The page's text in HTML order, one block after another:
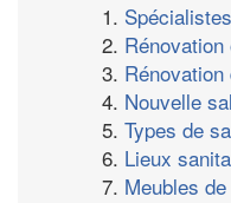
1.
2.
3.
4. Nouvelle
5. Types de
6. Lieux
7. Meubles